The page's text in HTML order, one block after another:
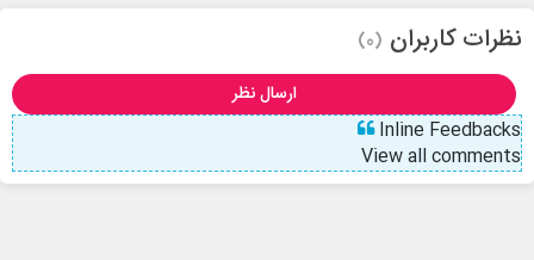
نظرات کاربران (0)
ارسال نظر
Inline Feedbacks
View all comments